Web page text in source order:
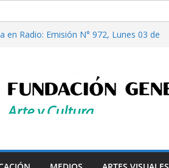
en Radio: Emisión N° 972, Lunes 03 de
Emisión N°175, Sábado 01 de Agosto de
en Radio: Emisión N° 971, Lunes 27 de
Cuentos”, de Alcira Orsini, por Luis